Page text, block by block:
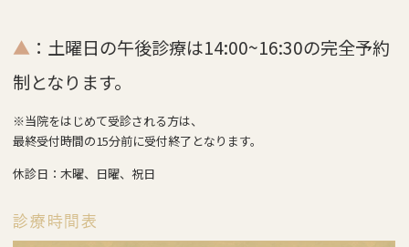
▲ ：土曜日の午後診療は14:00~16:30の完全予約
制となります。
※当院をはじめて受診される方は、
最終受付時間の15分前に受付終了となります。
休診日：木曜、日曜、祝日
診療時間表